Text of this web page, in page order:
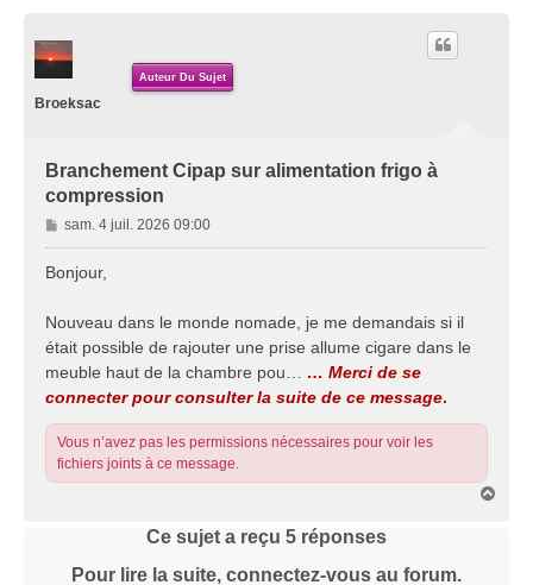
Auteur Du Sujet
Broeksac
Branchement Cipap sur alimentation frigo à
compression
M
e
g
e
sam. 4 juil. 2026 09:00
Bonjour,
Nouveau dans le monde nomade, je me demandais si il
était possible de rajouter une prise allume cigare dans le
meuble haut de la chambre pou…
… Merci de se
connecter pour consulter la suite de ce message.
Vous n’avez pas les permissions nécessaires pour voir les
fichiers joints à ce message.
Ce sujet a reçu 5 réponses
Pour lire la suite, connectez-vous au forum.